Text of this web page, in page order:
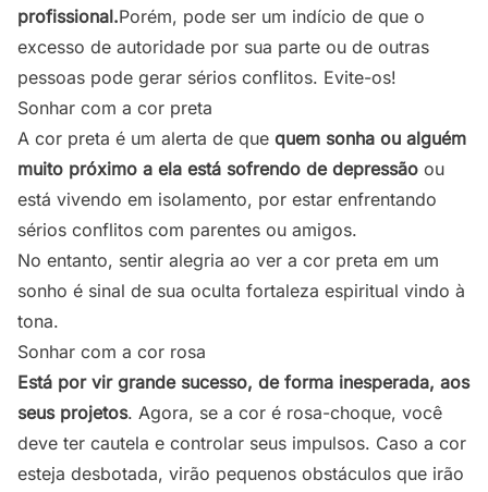
profissional.Porém, pode ser um indício de que o
excesso de autoridade por sua parte ou de outras
pessoas pode gerar sérios conflitos. Evite-os!
Sonhar com a cor preta
A cor preta é um alerta de que quem sonha ou alguém
muito próximo a ela está sofrendo de depressão ou
está vivendo em isolamento, por estar enfrentando
sérios conflitos com parentes ou amigos.
No entanto, sentir alegria ao ver a cor preta em um
sonho é sinal de sua oculta fortaleza espiritual vindo à
tona.
Sonhar com a cor rosa
Está por vir grande sucesso, de forma inesperada, aos
seus projetos. Agora, se a cor é rosa-choque, você
deve ter cautela e controlar seus impulsos. Caso a cor
esteja desbotada, virão pequenos obstáculos que irão